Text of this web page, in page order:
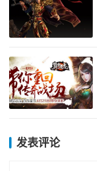
发表评论